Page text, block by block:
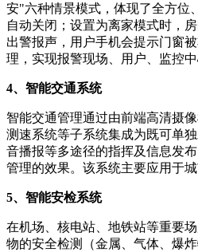
安"六种情景模式，体现了全方位
自动关闭；设置为离家模式时，
出警报声，用户手机会提示门窗
理，实现报警现场、用户、监控中
4、智能交通系统
智能交通管理通过由前端高清摄
测速系统等子系统集成为既可单
音播报等多途径的指挥及信息发
管理的效果。该系统主要应用于
5、智能安检系统
在机场、核电站、地铁站等重要
物的安全检测（金属、气体、爆